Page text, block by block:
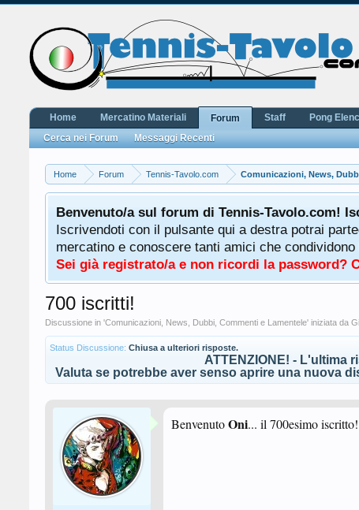
Home Forum Tennis-Tavolo.com Comunicazioni, News,
Benvenuto/a sul forum di Tennis-Tavolo.com!
Iscrivendoti con il pulsante qui a destra potrai
mercatino e conoscere tanti amici che
Sei già registrato/a e non ricordi la password?
700 iscritti!
Discussione in 'Comunicazioni, News, Dubbi, Commenti e Lamentele' iniziata da
Status Discussione: Chiusa a ulteriori risposte.
ATTENZIONE! - L'ultima
Valuta se potrebbe aver senso aprire una nuova
BenvenutoOni... il 700esimo
Home Mercatino Materiali
Forum
Cerca nei Forum
Messaggi Recenti
Staff Pong